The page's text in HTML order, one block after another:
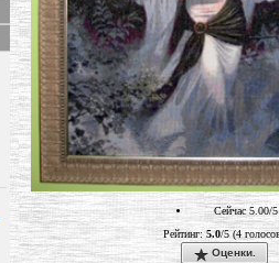
Сейчас 5.00/5
Рейтинг:5.0/5 (4
Оценки.